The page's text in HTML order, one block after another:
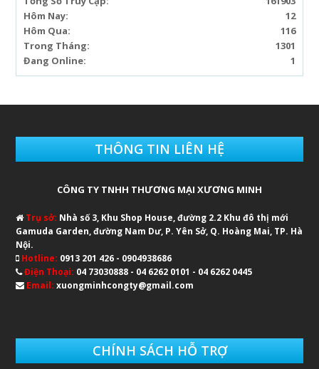
12
Hôm Nay:
116
Hôm Qua:
1301
Trong Tháng:
1
Đang Online:
THÔNG TIN LIÊN HỆ
CÔNG TY TNHH THƯƠNG MẠI XƯƠNG MINH
Trụ sở: Nhà số 3, Khu Shop House, đường 2.2 Khu đô thị mới
Gamuda Garden, đường Nam Dư, P. Yên Sở, Q. Hoàng Mai, TP. Hà
Nội.
Hotline: 0913 201 426 - 0904938686
Điện Thoại: 04 73030888 - 04 6262 0101 - 04 6262 0445
Email: xuongminhcongty@gmail.com
CHÍNH SÁCH HỖ TRỢ